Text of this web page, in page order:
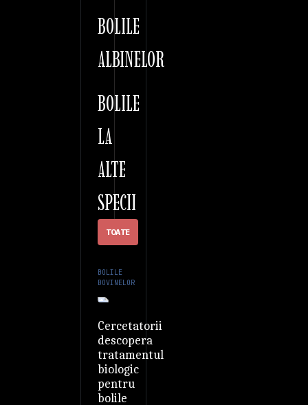
BOLILE
ALBINELOR
BOLILE
LA
ALTE
SPECII
TOATE
BOLILE
BOVINELOR
Cercetatorii
descopera
tratamentul
biologic
pentru
bolile